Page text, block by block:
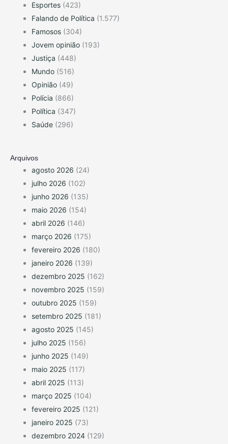
Esportes (423)
Falando de Política (1.577)
Famosos (304)
Jovem opinião (193)
Justiça (448)
Mundo (516)
Opinião (49)
Polícia (866)
Política (347)
Saúde (296)
Arquivos
agosto 2026 (24)
julho 2026 (102)
junho 2026 (135)
maio 2026 (154)
abril 2026 (146)
março 2026 (175)
fevereiro 2026 (180)
janeiro 2026 (139)
dezembro 2025 (162)
novembro 2025 (159)
outubro 2025 (159)
setembro 2025 (181)
agosto 2025 (145)
julho 2025 (156)
junho 2025 (149)
maio 2025 (117)
abril 2025 (113)
março 2025 (104)
fevereiro 2025 (121)
janeiro 2025 (73)
dezembro 2024 (129)